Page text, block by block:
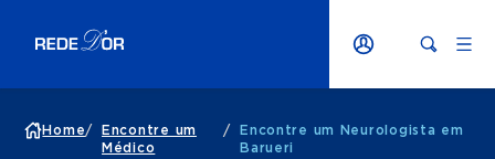
Home/
Encontre um
Médico
/
Encontre um Neurologista em
Barueri